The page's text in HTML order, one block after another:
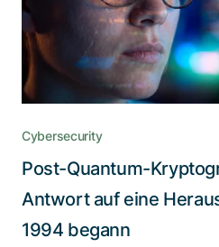
Cybersecurity
Post-Quantum-
Antwort auf eine
1994 begann